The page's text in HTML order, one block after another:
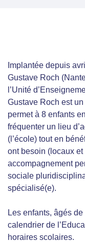
Implantée depuis
Gustave Roch
l’Unité
Gustave Roch est
permet à 8 enfants
fréquenter un lieu
(l’école) tout en
ont besoin (locaux
accompagnement
sociale
spécialisé(e).
Les enfants, âgés
calendrier de
horaires scolaires.